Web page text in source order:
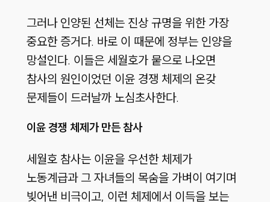
그러나 인양된 선체는 진상 규명을 위한 가장
중요한 증거다. 바로 이 때문에 정부는 인양을
망설인다. 이들은 세월호가 뭍으로 나오면
참사의 원인이었던 이윤 경쟁 체제의 온갖
문제들이 드러날까 노심초사한다.
이윤 경쟁 체제가 만든 참사
세월호 참사는 이윤을 우선한 체제가
노동계급과 그 자녀들의 목숨을 가벼이 여기며
빚어낸 비극이고, 이런 체제에서 이득을 보는